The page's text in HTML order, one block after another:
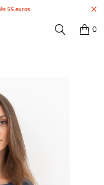
55 euros
0